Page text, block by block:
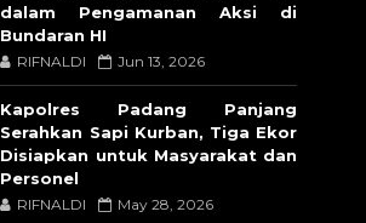
dalam Pengamanan Aksi di
Bundaran HI
RIFNALDI Jun 13, 2026
Kapolres Padang Panjang
Serahkan Sapi Kurban, Tiga Ekor
Disiapkan untuk Masyarakat dan
Personel
RIFNALDI May 28, 2026